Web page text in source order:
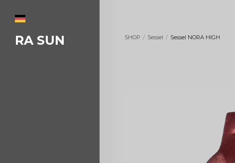
RA SUN SHOP / Sessel / Sessel NORA HIGH